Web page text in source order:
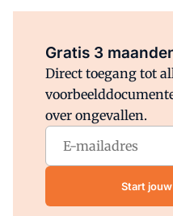
Gratis 3
Direct toegang tot
over ongevallen.
Start